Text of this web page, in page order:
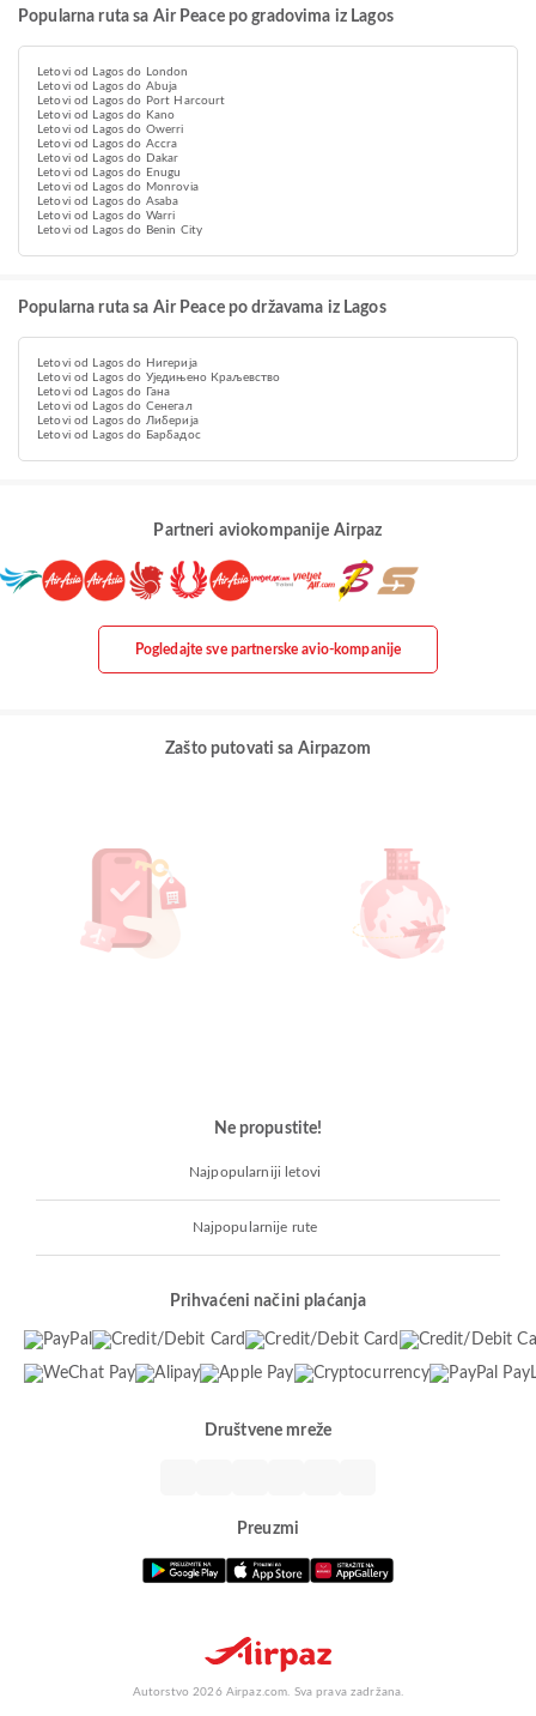
Popularna ruta sa Air Peace po gradovima iz Lagos
Letovi od Lagos do London
Letovi od Lagos do Abuja
Letovi od Lagos do Port Harcourt
Letovi od Lagos do Kano
Letovi od Lagos do Owerri
Letovi od Lagos do Accra
Letovi od Lagos do Dakar
Letovi od Lagos do Enugu
Letovi od Lagos do Monrovia
Letovi od Lagos do Asaba
Letovi od Lagos do Warri
Letovi od Lagos do Benin City
Popularna ruta sa Air Peace po državama iz Lagos
Letovi od Lagos do Нигерија
Letovi od Lagos do Уједињено Краљевство
Letovi od Lagos do Гана
Letovi od Lagos do Сенегал
Letovi od Lagos do Либерија
Letovi od Lagos do Барбадос
Partneri aviokompanije Airpaz
Pogledajte sve partnerske avio-kompanije
Zašto putovati sa Airpazom
Ne propustite!
Najpopularniji letovi
Najpopularnije rute
Prihvaćeni načini plaćanja
Društvene mreže
Preuzmi
Autorstvo 2026 Airpaz.com. Sva prava zadržana.